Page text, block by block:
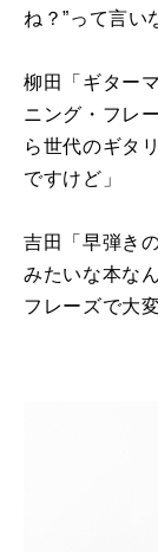
ね？”って言い
柳田「ギター
ニング・フレ
ら世代のギタ
ですけど」
吉田「早弾き
みたいな本な
フレーズで大